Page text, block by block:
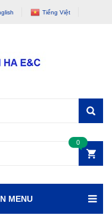
Tiếng Việt
0
MENU